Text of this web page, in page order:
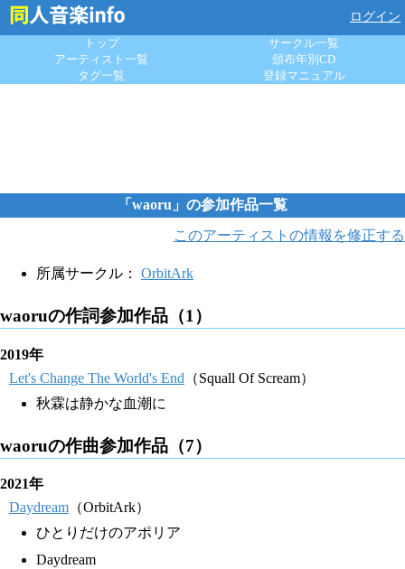
ログイン
トップ
サークル一覧
アーティスト一覧
頒布年別CD
タグ一覧
登録マニュアル
「waoru」の参加作品一覧
このアーティストの情報を修正する
所属サークル： OrbitArk
waoruの作詞参加作品（1）
2019年
Let's Change The World's End （Squall Of Scream）
秋霖は静かな血潮に
waoruの作曲参加作品（7）
2021年
Daydream （OrbitArk）
ひとりだけのアポリア
Daydream